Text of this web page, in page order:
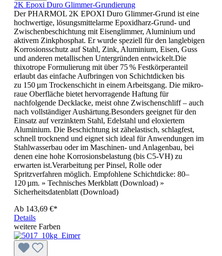
2K Epoxi Duro Glimmer-Grundierung
Der PHARMOL 2K EPOXI Duro Glimmer-Grund ist eine
hochwertige, lösungsmittelarme Epoxidharz-Grund- und
Zwischenbeschichtung mit Eisenglimmer, Aluminium und
aktivem Zinkphosphat. Er wurde speziell für den langlebigen
Korrosionsschutz auf Stahl, Zink, Aluminium, Eisen, Guss
und anderen metallischen Untergründen entwickelt.Die
thixotrope Formulierung mit über 75 % Festkörperanteil
erlaubt das einfache Aufbringen von Schichtdicken bis
zu 150 µm Trockenschicht in einem Arbeitsgang. Die mikro-
raue Oberfläche bietet hervorragende Haftung für
nachfolgende Decklacke, meist ohne Zwischenschliff – auch
nach vollständiger Aushärtung.Besonders geeignet für den
Einsatz auf verzinktem Stahl, Edelstahl und eloxiertem
Aluminium. Die Beschichtung ist zähelastisch, schlagfest,
schnell trocknend und eignet sich ideal für Anwendungen im
Stahlwasserbau oder im Maschinen- und Anlagenbau, bei
denen eine hohe Korrosionsbelastung (bis C5-VH) zu
erwarten ist.Verarbeitung per Pinsel, Rolle oder
Spritzverfahren möglich. Empfohlene Schichtdicke: 80–
120 µm. » Technisches Merkblatt (Download) »
Sicherheitsdatenblatt (Download)
Ab 143,69 €*
Details
weitere Farben